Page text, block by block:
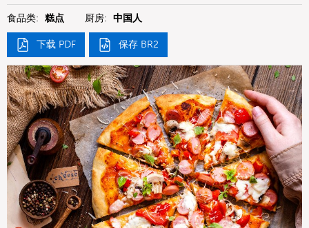
食品类: 糕点 厨房: 中国人
下载 PDF 保存 BR2